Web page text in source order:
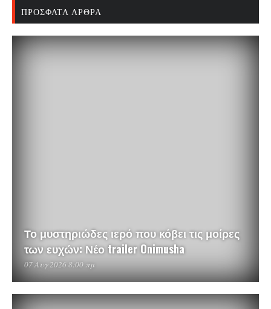
ΠΡΌΣΦΑΤΑ ΆΡΘΡΑ
Το μυστηριώδες ιερό που κόβει τις μοίρες
των ευχών: Νέο trailer Onimusha
07 Αυγ 2026 8:00 πμ